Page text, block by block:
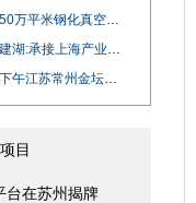
目
台在苏州揭牌